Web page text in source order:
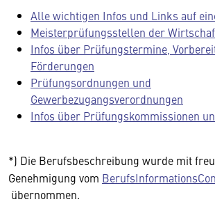
Alle wichtigen Infos und Links auf
Meisterprüfungsstellen der
Infos über Prüfungstermine,
Förderungen
Prüfungsordnungen und
Gewerbezugangsverordnungen
Infos über Prüfungskommissionen
*) Die Berufsbeschreibung wurde mit
Genehmigung vom
übernommen.